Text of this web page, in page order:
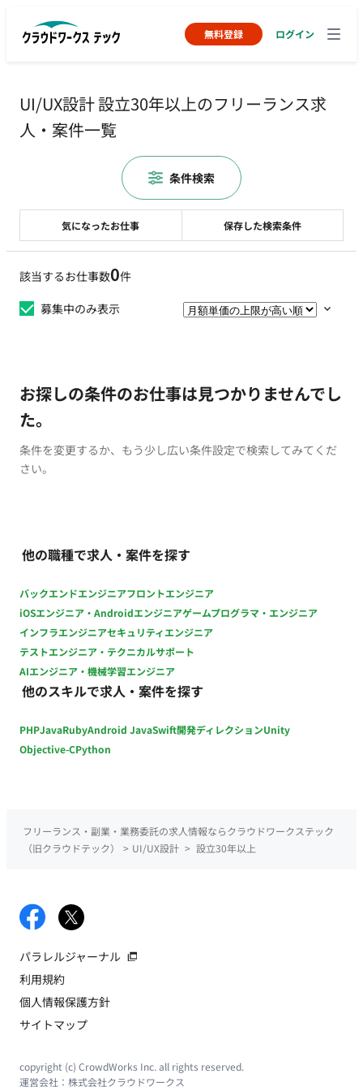
無料登録 ログイン
UI/UX設計 設立30年以上のフリーランス求
人・案件一覧
該当するお仕事数0件
募集中のみ表示
お探しの条件のお仕事は見つかりませんでし
た。
条件を変更するか、もう少し広い条件設定で検索してみてくだ
さい。
他の職種で求人・案件を探す
バックエンドエンジニアフロントエンジニア
iOSエンジニア・Androidエンジニアゲームプログラマ・エンジニア
インフラエンジニアセキュリティエンジニア
テストエンジニア・テクニカルサポート
AIエンジニア・機械学習エンジニア
他のスキルで求人・案件を探す
PHPJavaRubyAndroid JavaSwift開発ディレクションUnity
Objective-CPython
気になったお仕事 保存した検索条件
条件検索
フリーランス・副業・業務委託の求人情報ならクラウドワークステック
（旧クラウドテック）
> UI/UX設計 > 設立30年以上
パラレルジャーナル
利用規約
個人情報保護方針
サイトマップ
copyright (c) CrowdWorks Inc. all rights reserved.
運営会社： 株式会社クラウドワークス